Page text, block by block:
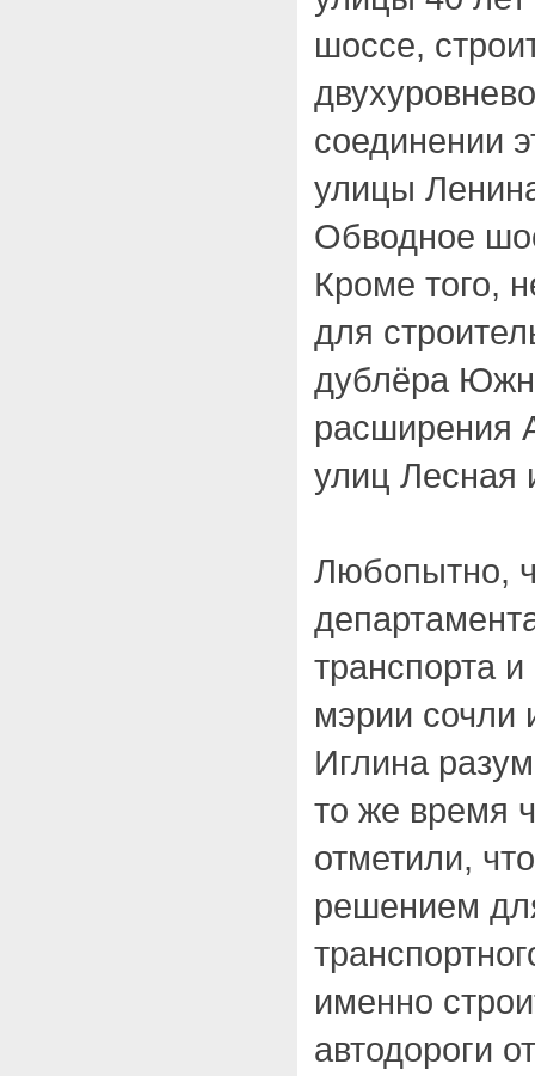
шоссе,
соединении
улицы
Обводное
Кроме того,
для
дублёра
расширения
улиц Лесная
Любопытно,
транспорта и
мэрии сочли
Иглина
то же время
отметили,
решением
именно
автодороги